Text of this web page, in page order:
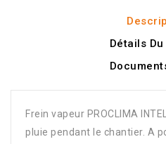
Détails
Frein vapeur PROCLIMA
pluie pendant le chantier. A